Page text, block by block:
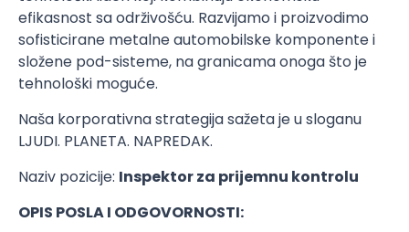
efikasnost sa održivošću. Razvijamo i proizvodimo
sofisticirane metalne automobilske komponente i
složene pod-sisteme, na granicama onoga što je
tehnološki moguće.
Naša korporativna strategija sažeta je u sloganu
LJUDI. PLANETA. NAPREDAK.
Naziv pozicije: Inspektor za prijemnu kontrolu
OPIS POSLA I ODGOVORNOSTI: